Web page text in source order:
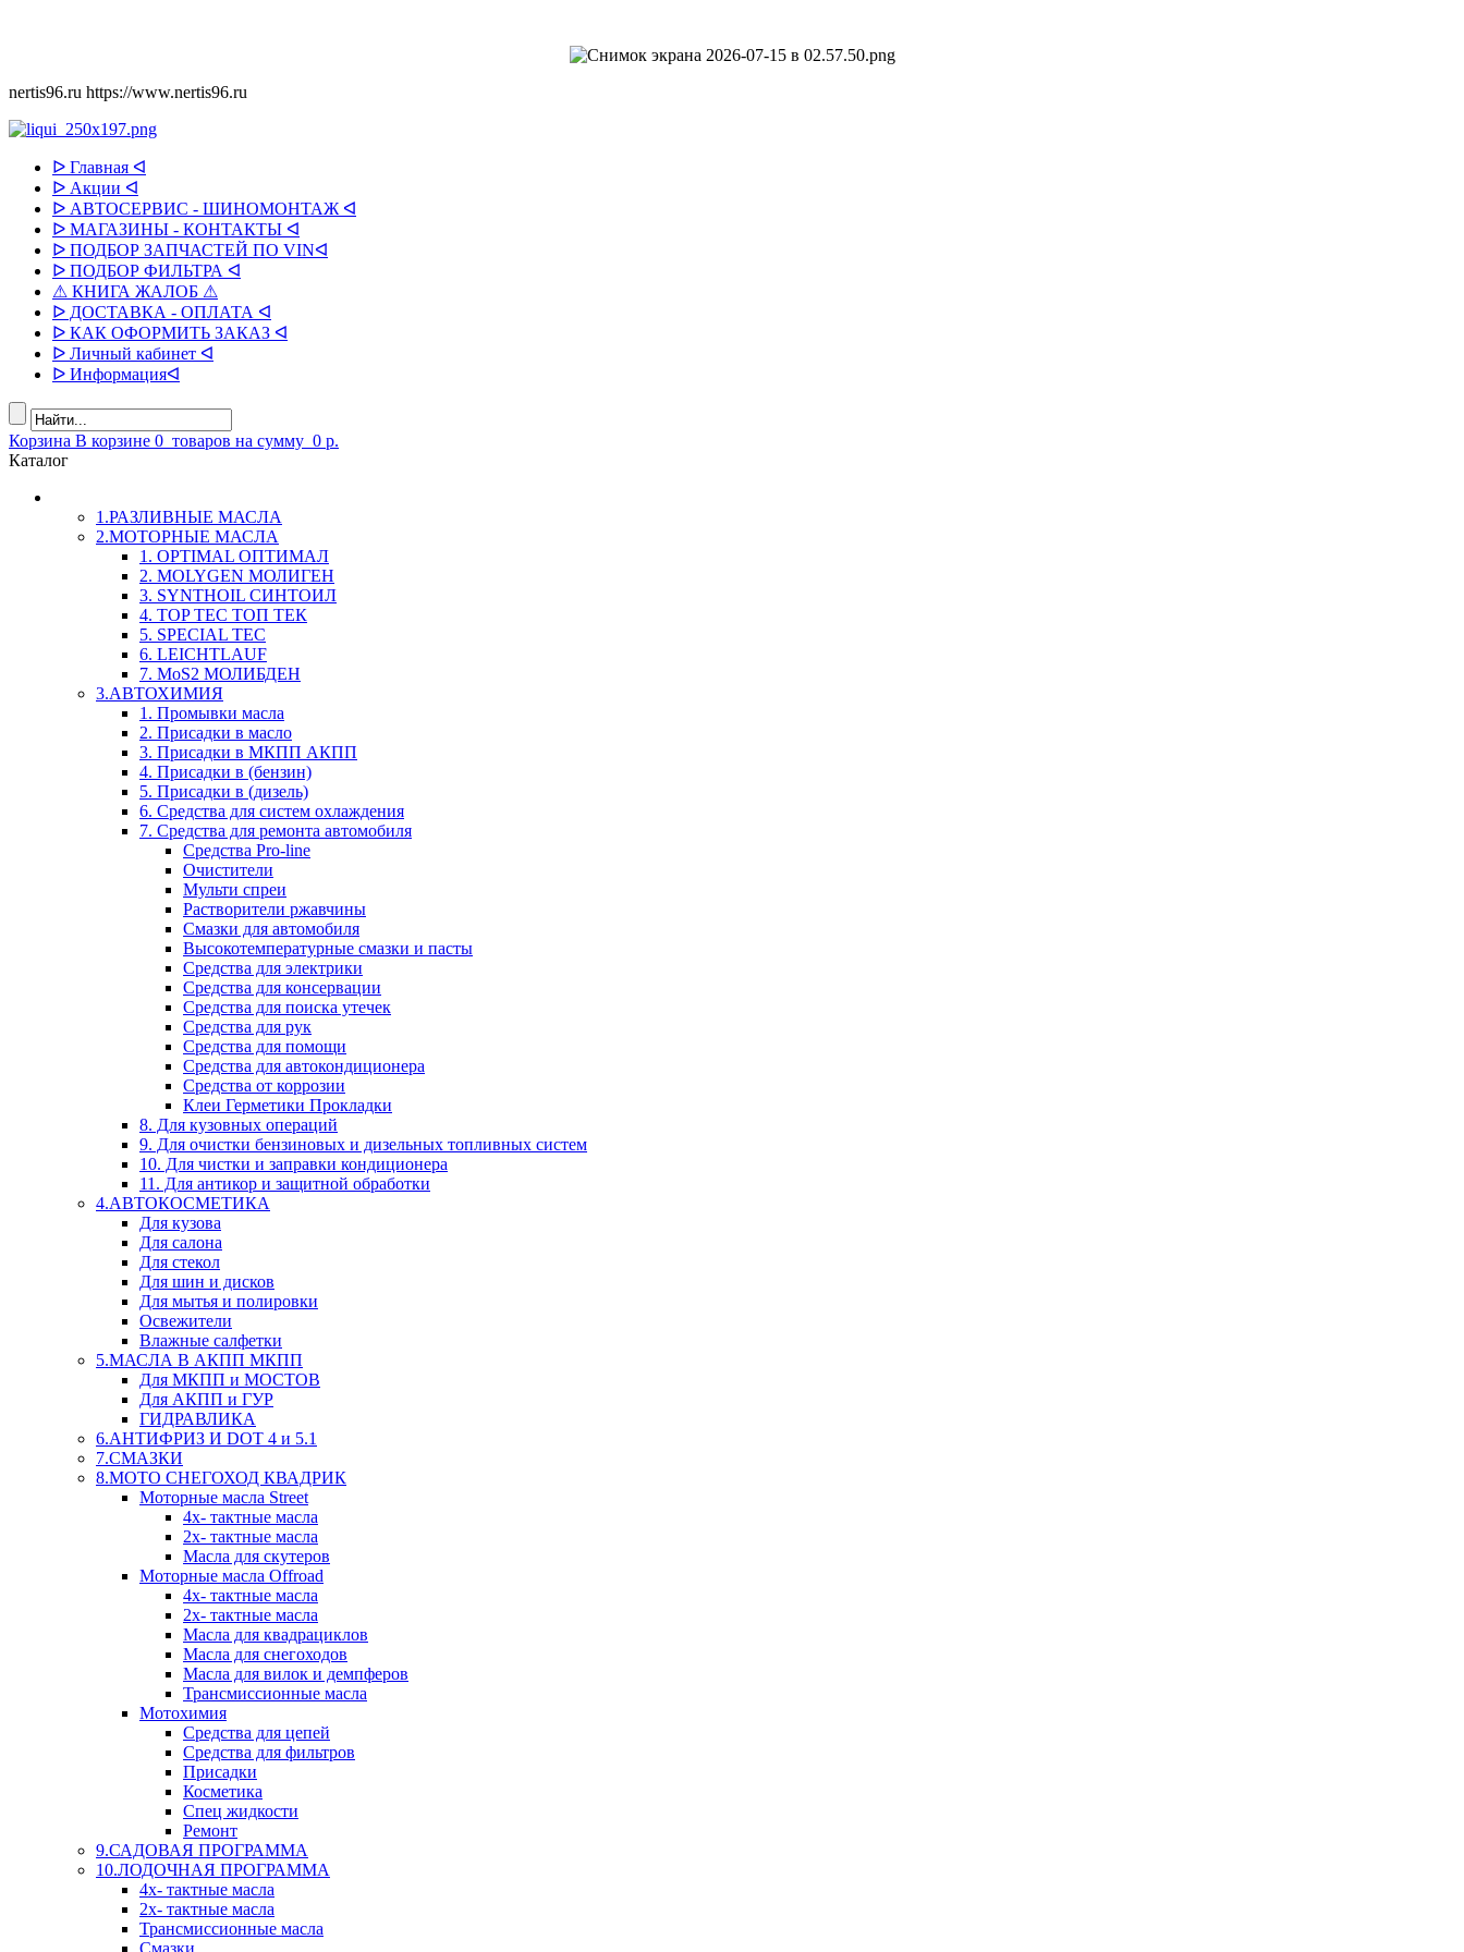
nertis96.ru https://www.nertis96.ru
ᐅ Главная ᐊ
ᐅ Акции ᐊ
ᐅ АВТОСЕРВИС - ШИНОМОНТАЖ ᐊ
ᐅ МАГАЗИНЫ - КОНТАКТЫ ᐊ
ᐅ ПОДБОР ЗАПЧАСТЕЙ ПО VINᐊ
ᐅ ПОДБОР ФИЛЬТРА ᐊ
⚠ КНИГА ЖАЛОБ ⚠
ᐅ ДОСТАВКА - ОПЛАТА ᐊ
ᐅ КАК ОФОРМИТЬ ЗАКАЗ ᐊ
ᐅ Личный кабинет ᐊ
ᐅ Информацияᐊ
Корзина В корзине 0 товаров на сумму 0 р.
Каталог
1.РАЗЛИВНЫЕ МАСЛА
2.МОТОРНЫЕ МАСЛА
1. OPTIMAL ОПТИМАЛ
2. MOLYGEN МОЛИГЕН
3. SYNTHOIL СИНТОИЛ
4. TOP TEC ТОП ТЕК
5. SPECIAL TEC
6. LEICHTLAUF
7. MoS2 МОЛИБДЕН
3.АВТОХИМИЯ
1. Промывки масла
2. Присадки в масло
3. Присадки в МКПП АКПП
4. Присадки в (бензин)
5. Присадки в (дизель)
6. Средства для систем охлаждения
7. Средства для ремонта автомобиля
Средства Pro-line
Очистители
Мульти спреи
Растворители ржавчины
Смазки для автомобиля
Высокотемпературные смазки и пасты
Средства для электрики
Средства для консервации
Средства для поиска утечек
Средства для рук
Средства для помощи
Средства для автокондиционера
Средства от коррозии
Клеи Герметики Прокладки
8. Для кузовных операций
9. Для очистки бензиновых и дизельных топливных систем
10. Для чистки и заправки кондиционера
11. Для антикор и защитной обработки
4.АВТОКОСМЕТИКА
Для кузова
Для салона
Для стекол
Для шин и дисков
Для мытья и полировки
Освежители
Влажные салфетки
5.МАСЛА В АКПП МКПП
Для МКПП и МОСТОВ
Для АКПП и ГУР
ГИДРАВЛИКА
6.АНТИФРИЗ И DOT 4 и 5.1
7.СМАЗКИ
8.МОТО СНЕГОХОД КВАДРИК
Моторные масла Street
4х- тактные масла
2х- тактные масла
Масла для скутеров
Моторные масла Offroad
4х- тактные масла
2х- тактные масла
Масла для квадрациклов
Масла для снегоходов
Масла для вилок и демпферов
Трансмиссионные масла
Мотохимия
Средства для цепей
Средства для фильтров
Присадки
Косметика
Спец жидкости
Ремонт
9.САДОВАЯ ПРОГРАММА
10.ЛОДОЧНАЯ ПРОГРАММА
4х- тактные масла
2х- тактные масла
Трансмиссионные масла
Смазки